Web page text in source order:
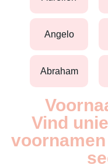
angelo
abraham
Vind